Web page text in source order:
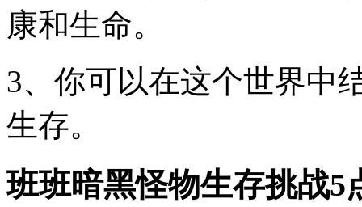
康和生命。
3、你可以在这个世界中
生存。
班班暗黑怪物生存挑战5